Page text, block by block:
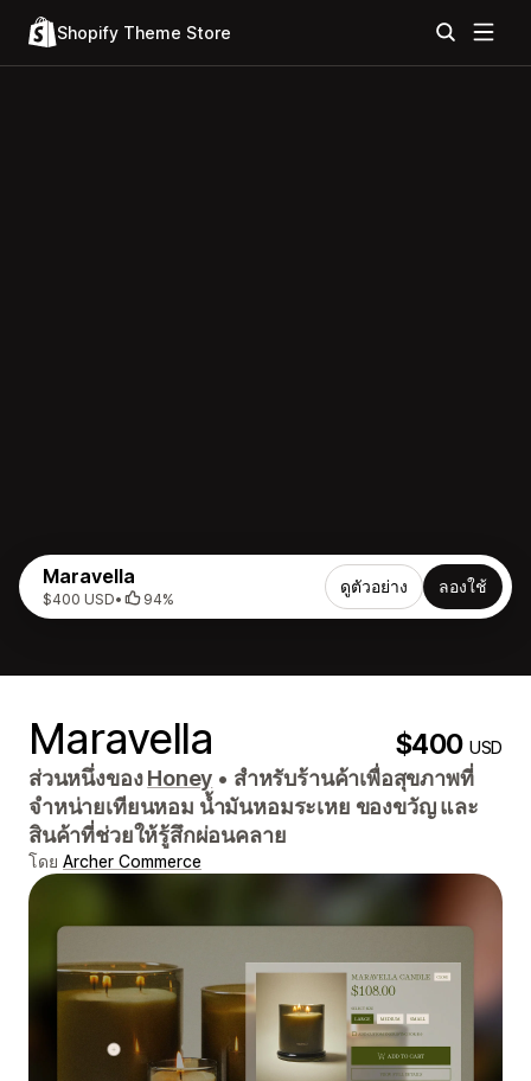
Shopify Theme Store
Maravella
$400 USD• 94%
ดูตัวอย่าง ลองใช้
Maravella $400USD
ส่วนหนึ่งของHoney • สำหรับร้านค้าเพื่อสุขภาพที่
จำหน่ายเทียนหอม น้ำมันหอมระเหย ของขวัญ และ
สินค้าที่ช่วยให้รู้สึกผ่อนคลาย
โดย Archer Commerce